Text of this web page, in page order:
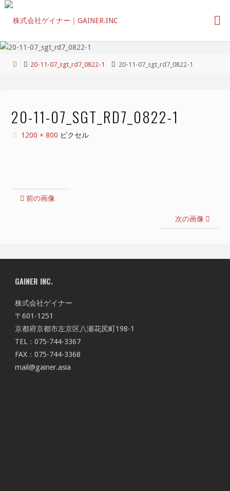
コ
ン
ホ
20-11-07_sgt_rd7_0822-1 20-11-07_sgt_rd7_0822-1
20-11-07_SGT_RD7_0822-1
フ
1200 × 800 ピクセル
前の画像
次の画像
GAINER INC.
株式会社ゲイナー
〒601-1251
京都府京都市左京区八瀬花尻町198-1
TEL：075-744-3367
FAX：075-744-3368
mail@gainer.asia